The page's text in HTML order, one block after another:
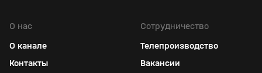
О нас
О канале
Контакты
Сотрудничество
Телепроизводство
Вакансии